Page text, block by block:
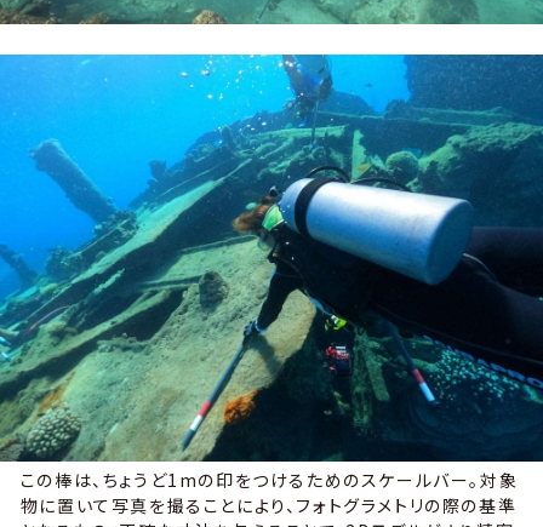
この棒は、ちょうど1mの印をつけるためのスケールバー。対象
物に置いて写真を撮ることにより、フォトグラメトリの際の基準